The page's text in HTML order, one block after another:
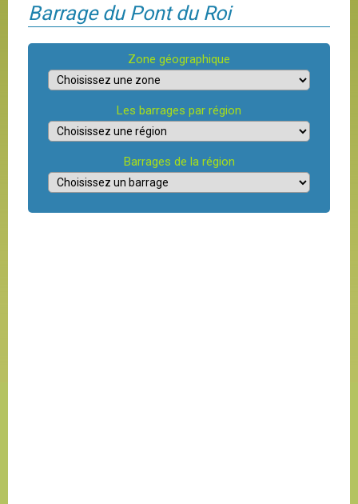
Barrage du Pont du Roi
Zone géographique
Les barrages par région
Barrages de la région